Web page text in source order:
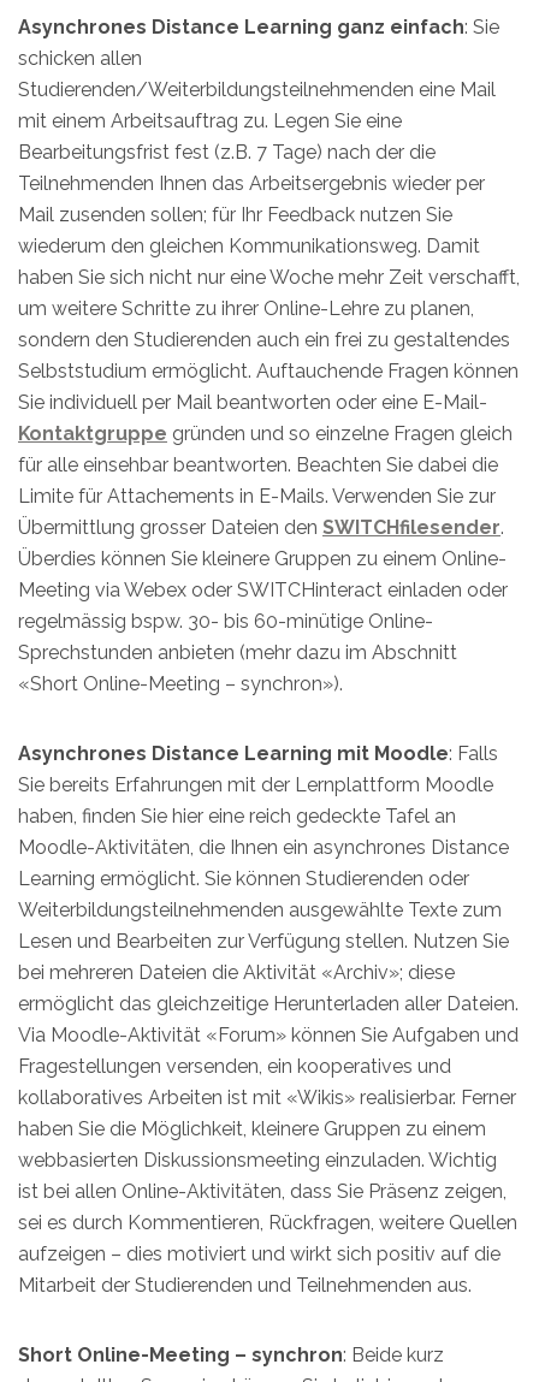
Asynchrones Distance Learning ganz einfach: Sie
schicken allen
Studierenden/Weiterbildungsteilnehmenden eine Mail
mit einem Arbeitsauftrag zu. Legen Sie eine
Bearbeitungsfrist fest (z.B. 7 Tage) nach der die
Teilnehmenden Ihnen das Arbeitsergebnis wieder per
Mail zusenden sollen; für Ihr Feedback nutzen Sie
wiederum den gleichen Kommunikationsweg. Damit
haben Sie sich nicht nur eine Woche mehr Zeit verschafft,
um weitere Schritte zu ihrer Online-Lehre zu planen,
sondern den Studierenden auch ein frei zu gestaltendes
Selbststudium ermöglicht. Auftauchende Fragen können
Sie individuell per Mail beantworten oder eine E-Mail-
Kontaktgruppe gründen und so einzelne Fragen gleich
für alle einsehbar beantworten. Beachten Sie dabei die
Limite für Attachements in E-Mails. Verwenden Sie zur
Übermittlung grosser Dateien den SWITCHfilesender.
Überdies können Sie kleinere Gruppen zu einem Online-
Meeting via Webex oder SWITCHinteract einladen oder
regelmässig bspw. 30- bis 60-minütige Online-
Sprechstunden anbieten (mehr dazu im Abschnitt
«Short Online-Meeting – synchron»).
Asynchrones Distance Learning mit Moodle: Falls
Sie bereits Erfahrungen mit der Lernplattform Moodle
haben, finden Sie hier eine reich gedeckte Tafel an
Moodle-Aktivitäten, die Ihnen ein asynchrones Distance
Learning ermöglicht. Sie können Studierenden oder
Weiterbildungsteilnehmenden ausgewählte Texte zum
Lesen und Bearbeiten zur Verfügung stellen. Nutzen Sie
bei mehreren Dateien die Aktivität «Archiv»; diese
ermöglicht das gleichzeitige Herunterladen aller Dateien.
Via Moodle-Aktivität «Forum» können Sie Aufgaben und
Fragestellungen versenden, ein kooperatives und
kollaboratives Arbeiten ist mit «Wikis» realisierbar. Ferner
haben Sie die Möglichkeit, kleinere Gruppen zu einem
webbasierten Diskussionsmeeting einzuladen. Wichtig
ist bei allen Online-Aktivitäten, dass Sie Präsenz zeigen,
sei es durch Kommentieren, Rückfragen, weitere Quellen
aufzeigen – dies motiviert und wirkt sich positiv auf die
Mitarbeit der Studierenden und Teilnehmenden aus.
Short Online-Meeting – synchron: Beide kurz